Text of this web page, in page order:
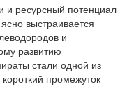
и ресурсный потенциал
выстраивается
и
развитию
стали одной из
промежуток